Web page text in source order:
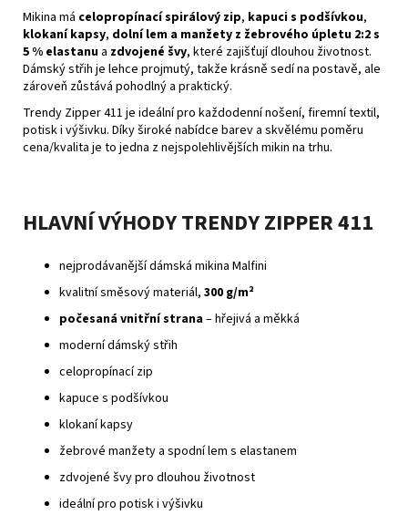
Mikina má celopropínací spirálový zip, kapuci s podšívkou,
klokaní kapsy, dolní lem a manžety z žebrového úpletu 2:2 s
5 % elastanu a zdvojené švy, které zajišťují dlouhou životnost.
Dámský střih je lehce projmutý, takže krásně sedí na postavě, ale
zároveň zůstává pohodlný a praktický.
Trendy Zipper 411 je ideální pro každodenní nošení, firemní textil,
potisk i výšivku. Díky široké nabídce barev a skvělému poměru
cena/kvalita je to jedna z nejspolehlivějších mikin na trhu.
HLAVNÍ VÝHODY TRENDY ZIPPER 411
nejprodávanější dámská mikina Malfini
kvalitní směsový materiál, 300 g/m²
počesaná vnitřní strana– hřejivá a měkká
moderní dámský střih
celopropínací zip
kapuce s podšívkou
klokaní kapsy
žebrové manžety a spodní lem s elastanem
zdvojené švy pro dlouhou životnost
ideální pro potisk i výšivku